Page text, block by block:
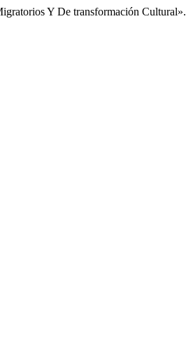
Y De transformación Cultural».